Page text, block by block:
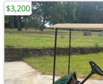
$3,200